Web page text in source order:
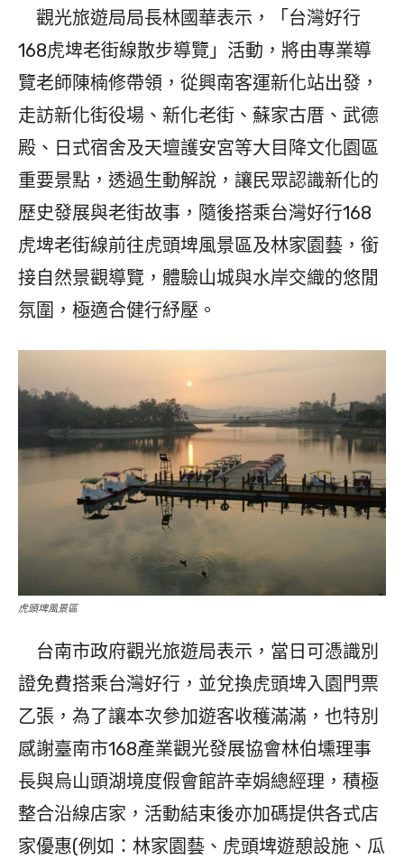
觀光旅遊局局長林國華表示，「台灣好行
168虎埤老街線散步導覽」活動，將由專業導
覽老師陳楠修帶領，從興南客運新化站出發，
走訪新化街役場、新化老街、蘇家古厝、武德
殿、日式宿舍及天壇護安宮等大目降文化園區
重要景點，透過生動解說，讓民眾認識新化的
歷史發展與老街故事，隨後搭乘台灣好行168
虎埤老街線前往虎頭埤風景區及林家園藝，銜
接自然景觀導覽，體驗山城與水岸交織的悠閒
氛圍，極適合健行紓壓。
虎頭埤風景區
台南市政府觀光旅遊局表示，當日可憑識別
證免費搭乘台灣好行，並兌換虎頭埤入園門票
乙張，為了讓本次參加遊客收穫滿滿，也特別
感謝臺南市168產業觀光發展協會林伯壎理事
長與烏山頭湖境度假會館許幸娟總經理，積極
整合沿線店家，活動結束後亦加碼提供各式店
家優惠(例如：林家園藝、虎頭埤遊憩設施、瓜